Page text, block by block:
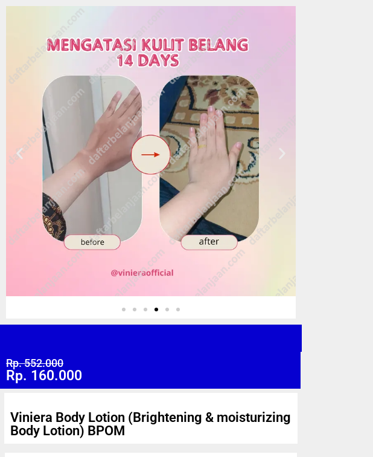
Rp. 552.000
Rp. 160.000
Viniera Body Lotion (Brightening & moisturizing
Body Lotion) BPOM